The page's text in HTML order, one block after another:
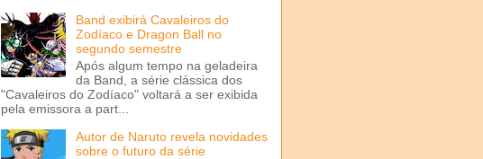
Band exibirá Cavaleiros do
Zodíaco e Dragon Ball no
segundo semestre
Após algum tempo na geladeira
da Band, a série clássica dos
"Cavaleiros do Zodíaco" voltará a ser exibida
pela emissora a part...
Autor de Naruto revela novidades
sobre o futuro da série